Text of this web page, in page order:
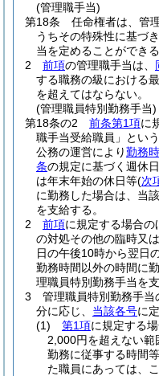
(管理職手当)
第18条
任命権者は、管
うちその特殊性に基づ
当を定めることができる
2
前項の管理職手当は、
する職務の級における
を超えてはならない。
(管理職員特別勤務手当)
第18条の2
前条第1項に
職手当受給職員」とい
公務の運営により勤務
条の規定に基づく週休
は年末年始の休日等(次
に勤務した場合は、当
を支給する。
2
前項に規定する場合
の対処その他の臨時又
日の午後10時から翌日
勤務時間以外の時間に
理職員特別勤務手当を支
3
管理職員特別勤務手当
分に応じ、 当該各号に
(1)
第1項に規定する
2,000円を超えない
勤務に従事する時間
た職員にあっては、